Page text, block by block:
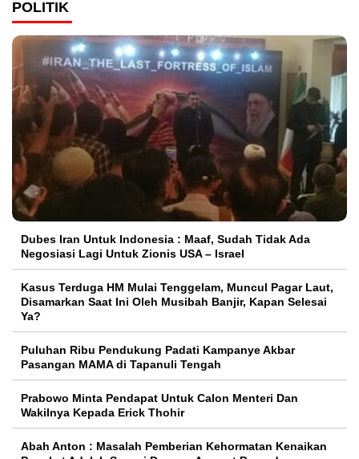
POLITIK
Dubes Iran Untuk Indonesia : Maaf, Sudah Tidak Ada
Negosiasi Lagi Untuk Zionis USA – Israel
Kasus Terduga HM Mulai Tenggelam, Muncul Pagar Laut,
Disamarkan Saat Ini Oleh Musibah Banjir, Kapan Selesai
Ya?
Puluhan Ribu Pendukung Padati Kampanye Akbar
Pasangan MAMA di Tapanuli Tengah
Prabowo Minta Pendapat Untuk Calon Menteri Dan
Wakilnya Kepada Erick Thohir
Abah Anton : Masalah Pemberian Kehormatan Kenaikan